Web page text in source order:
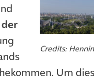
Credits:
Um